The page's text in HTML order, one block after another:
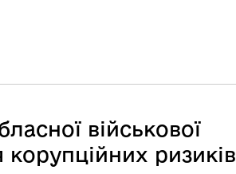
військової
корупційних ризиків